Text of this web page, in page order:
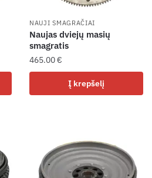
NAUJI SMAGRAČIAI
Naujas dviejų masių
smagratis
465.00€
Į krepšelį